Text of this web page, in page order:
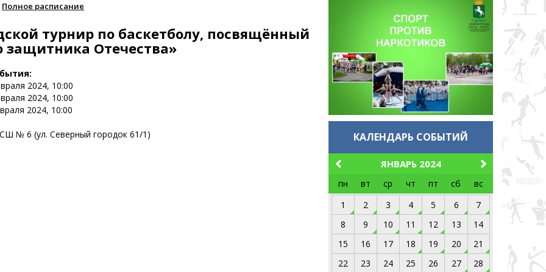
Полное расписание
турнир по баскетболу, посвящённый
Отечества»
2024, 10:00
2024, 10:00
2024, 10:00
№ 6 (ул. Северный городок 61/1)
КАЛЕНДАРЬ СОБЫТИЙ
пн вт ср чт пт сб
вс
1
2 3 4 5 6
7
8
9 10 11 12 13
14
15
16 17 18 19 20
21
22
23 24 25 26 27
28
ЯНВАРЬ 2024